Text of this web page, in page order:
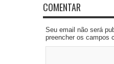
COMENTAR
Seu email não será
preencher os campos